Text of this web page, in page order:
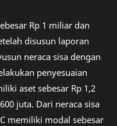
Rp 1 miliar dan
disusun laporan
neraca sisa dengan
penyesuaian
aset sebesar Rp 1,2
juta. Dari neraca sisa
memiliki modal sebesar